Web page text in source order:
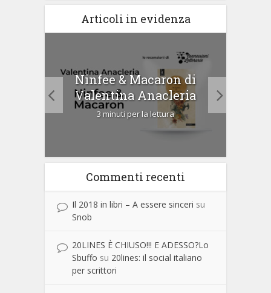
Articoli in evidenza
Ninfee & Macaron di
Valentina Anacleria
3 minuti per la lettura
Commenti recenti
Il 2018 in libri – A essere sinceri su
Snob
20LINES È CHIUSO!!! E ADESSO?Lo
Sbuffo su 20lines: il social italiano
per scrittori